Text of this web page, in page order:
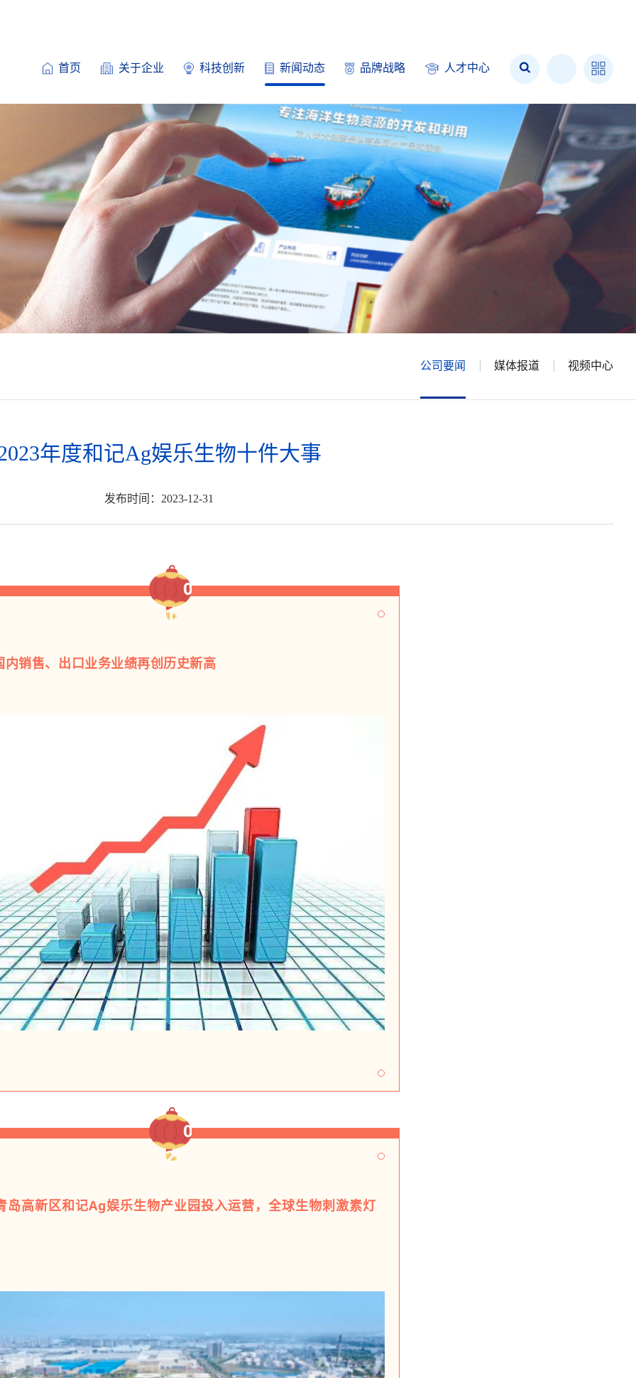
首页 关于企业 科技创新 新闻动态 品牌战略 人才中心
公司要闻 媒体报道 视频中心
年度和记Ag娱乐生物十件大事
发布时间：2023-12-31
0
1
售、出口业务业绩再创历史新高
0
2
新区和记Ag娱乐生物产业园投入运营，全球生物刺激素灯